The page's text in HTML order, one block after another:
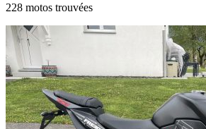
228 motos trouvées